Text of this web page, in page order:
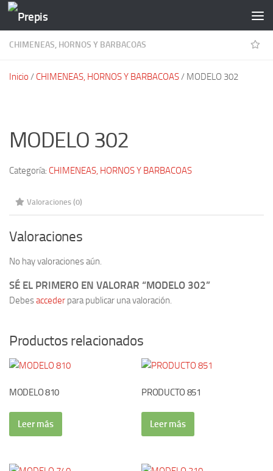
Saltar al contenido
CHIMENEAS, HORNOS Y BARBACOAS
Inicio / CHIMENEAS, HORNOS Y BARBACOAS/ MODELO 302
MODELO 302
Categoría: CHIMENEAS, HORNOS Y BARBACOAS
Valoraciones (0)
Valoraciones
No hay valoraciones aún.
SÉ EL PRIMERO EN VALORAR “MODELO 302”
Debesacceder para publicar una valoración.
Productos relacionados
MODELO 810
Leer más
PRODUCTO 851
Leer más